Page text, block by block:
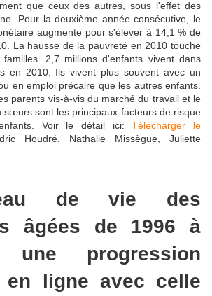
que ceux des autres, sous l'effet des
Pour la deuxième année consécutive, le
augmente pour s'élever à 14,1 % de
La hausse de la pauvreté en 2010 touche
familles. 2,7 millions d'enfants vivent dans
en 2010. Ils vivent plus souvent avec un
en emploi précaire que les autres enfants.
parents vis-à-vis du marché du travail et le
sœurs sont les principaux facteurs de risque
Voir le détail ici:Télécharger le
Houdré, Nathalie Missègue, Juliette
de vie des
âgées de 1996 à
progression
en ligne avec celle